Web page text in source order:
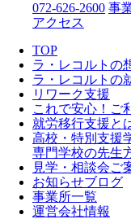
072-626-2600 事
アクセス
TOP
ラ・レコルトの
ラ・レコルトの
リワーク支援
これで安心！ご
就労移行支援と
高校・特別支援
専門学校の先生
見学・相談会ご
お知らせブログ
事業所一覧
運営会社情報